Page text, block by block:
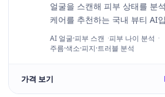
얼굴을 스캔해 피부 상태를 분
케어를 추천하는 국내 뷰티 AI
AI 얼굴·피부 스캔 피부 나이 분석
주름·색소·피지·트러블 분석
가격 보기